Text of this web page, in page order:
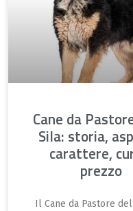
Cane da
Sila: storia,
carattere,
prezzo
Il Cane da Pastore